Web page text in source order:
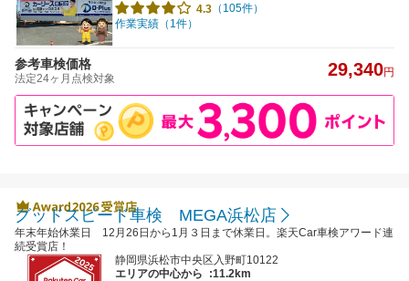
4.3 （105件）
作業実績（1件）
参考車検価格
法定24ヶ月点検対象 29,340円
グッドスピード車検 MEGA浜松店
年末年始休業日 12月26日から1月３日まで休業日。楽天Car車検アワード連
続受賞店！
静岡県浜松市中央区入野町10122
エリアの中心から
:11.2km